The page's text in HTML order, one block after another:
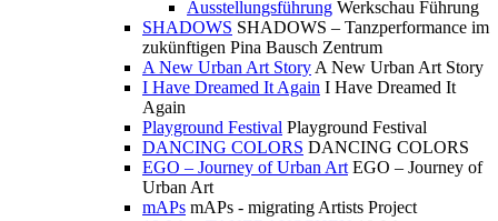
Ausstellungsführung Werkschau Führung
SHADOWS SHADOWS – Tanzperformance im
zukünftigen Pina Bausch Zentrum
A New Urban Art Story A New Urban Art Story
I Have Dreamed It Again I Have Dreamed It
Again
Playground Festival Playground Festival
DANCING COLORS DANCING COLORS
EGO – Journey of Urban Art EGO – Journey of
Urban Art
mAPs mAPs - migrating Artists Project